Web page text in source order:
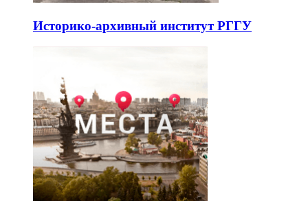
Историко-архивный институт РГГУ